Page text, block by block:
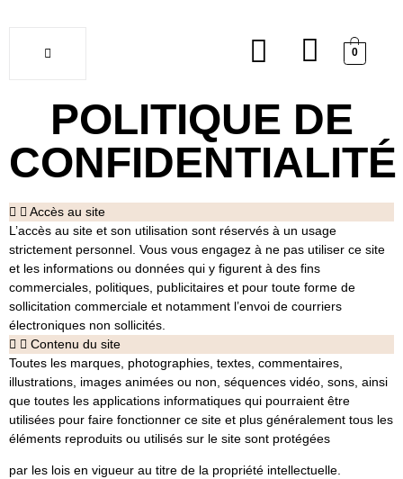
0
POLITIQUE DE
CONFIDENTIALITÉ
Accès au site
L’accès au site et son utilisation sont réservés à un usage
strictement personnel. Vous vous engagez à ne pas utiliser ce site
et les informations ou données qui y figurent à des fins
commerciales, politiques, publicitaires et pour toute forme de
sollicitation commerciale et notamment l’envoi de courriers
électroniques non sollicités.
Contenu du site
Toutes les marques, photographies, textes, commentaires,
illustrations, images animées ou non, séquences vidéo, sons, ainsi
que toutes les applications informatiques qui pourraient être
utilisées pour faire fonctionner ce site et plus généralement tous les
éléments reproduits ou utilisés sur le site sont protégées
par les lois en vigueur au titre de la propriété intellectuelle.